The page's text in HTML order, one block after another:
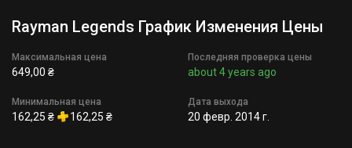
Rayman Legends График Изменения Цены
Максимальная цена
649,00 ₴
Минимальная цена
162,25 ₴ 162,25 ₴
Последняя проверка цены
about 4 years ago
Дата выхода
20 февр. 2014 г.